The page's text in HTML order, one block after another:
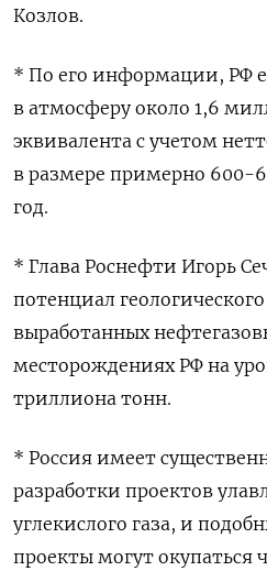
Козлов.
* По его информации, РФ
в атмосферу около 1,6
эквивалента с учетом
в размере примерно 600-
год.
* Глава Роснефти Игорь
потенциал
выработанных
месторождениях РФ на
триллиона тонн.
* Россия имеет
разработки проектов
углекислого газа, и
проекты могут окупаться